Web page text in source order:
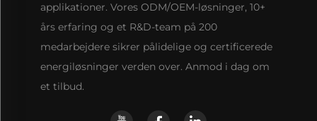
applikationer. Vores ODM/OEM-løsninger, 10+
års erfaring og et R&D-team på 200
medarbejdere sikrer pålidelige og certificerede
energiløsninger verden over. Anmod i dag om
et tilbud.